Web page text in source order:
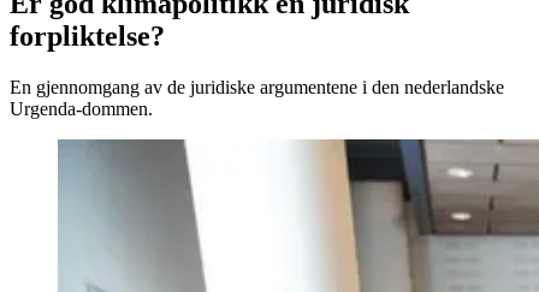
forpliktelse?
En gjennomgang av de juridiske argumentene i den nederlandske
Urgenda-dommen.